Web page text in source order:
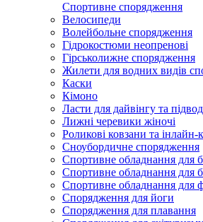
Спортивне спорядження
Велосипеди
Волейбольне спорядження
Гідрокостюми неопренові
Гірськолижне спорядження
Жилети для водних видів
Каски
Кімоно
Ласти для дайвінгу та
Лижні черевики жіночі
Роликові ковзани та інлайн-
Сноубордичне спорядження
Спортивне обладнання для
Спортивне обладнання для
Спортивне обладнання для
Спорядження для йоги
Спорядження для плавання